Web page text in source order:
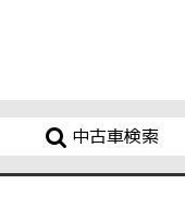
中古車検索